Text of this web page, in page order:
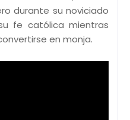
durante su noviciado
fe católica mientras
en monja.